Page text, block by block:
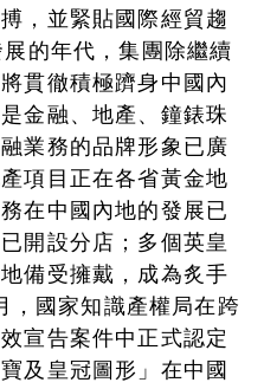
，並緊貼國際經貿趨
的年代，集團除繼續
貫徹積極躋身中國內
金融、地產、鐘錶珠
業務的品牌形象已廣
項目正在各省黃金地
在中國內地的發展已
開設分店；多個英皇
備受擁戴，成為炙手
，國家知識產權局在跨
宣告案件中正式認定
及皇冠圖形」在中國